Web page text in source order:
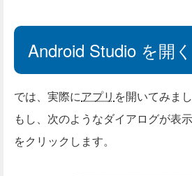
Android Studio を開く
では、実際にアプリ を開いてみまし
もし、次のようなダイアログが表
をクリックします。